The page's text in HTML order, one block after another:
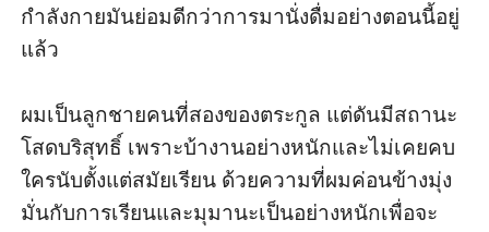
กำลังกายมันย่อมดีกว่าการมานั่งดื่มอย่างตอนนี้อยู่
แล้ว
ผมเป็นลูกชายคนที่สองของตระกูล แต่ดันมีสถานะ
โสดบริสุทธิ์ เพราะบ้างานอย่างหนักและไม่เคยคบ
ใครนับตั้งแต่สมัยเรียน ด้วยความที่ผมค่อนข้างมุ่ง
มั่นกับการเรียนและมุมานะเป็นอย่างหนักเพื่อจะ